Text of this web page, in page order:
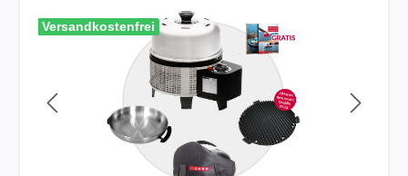
Bildergalerie überspringen
Versandkostenfrei